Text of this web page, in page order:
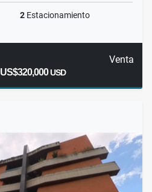
2 Estacionamiento
Venta
US$320,000USD